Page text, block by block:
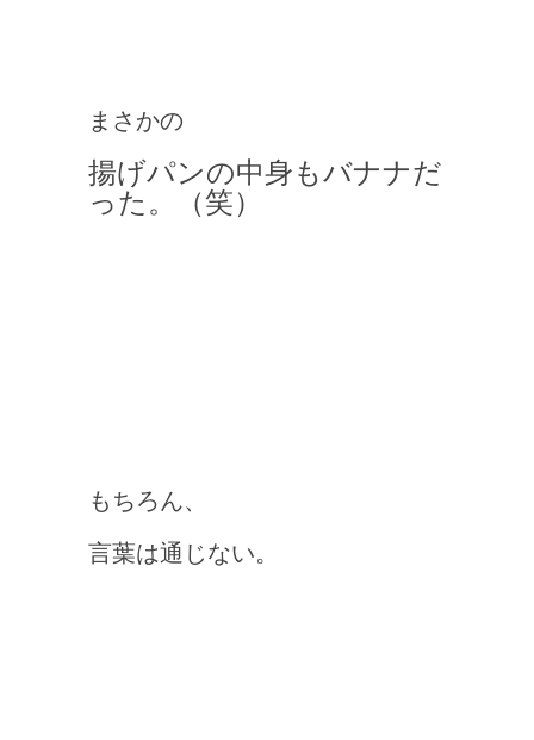
まさかの
揚げパンの中身もバナナだ
った。（笑）
もちろん、
言葉は通じない。